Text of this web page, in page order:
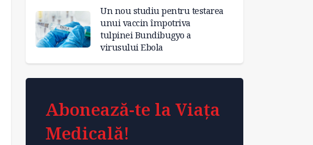
Un nou studiu pentru testarea
unui vaccin împotriva
tulpinei Bundibugyo a
virusului Ebola
Abonează-te la Viața
Medicală!